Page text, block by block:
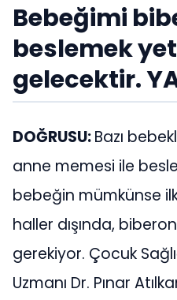
Bebeğimi
beslemek
gelecektir.
DOĞRUSU:Bazı
anne memesi ile
bebeğin mümkünse
haller dışında,
gerekiyor. Çocuk
Uzmanı Dr. Pınar